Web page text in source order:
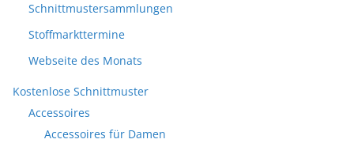
Schnittmustersammlungen
Stoffmarkttermine
Webseite des Monats
Kostenlose Schnittmuster
Accessoires
Accessoires für Damen